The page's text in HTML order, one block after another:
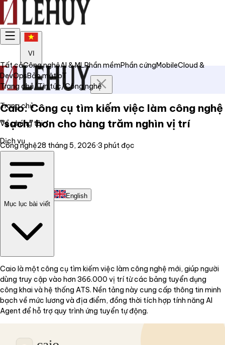
VI
Trang chủ
Về chúng tôi
Dịch vụ
Liên hệ
English
Tất cảCông nghệAI & MLPhần mềmPhần cứngMobileCloud &
DevOpsBảo mậtIoT
Trang chủ/Tin tức/Công nghệ
Caio: Công cụ tìm kiếm việc làm công nghệ
"sạch" hơn cho hàng trăm nghìn vị trí
Công nghệ28 tháng 5, 2026·3 phút đọc
Mục lục bài viết
Caio là một công cụ tìm kiếm việc làm công nghệ mới, giúp người
dùng truy cập vào hơn 366.000 vị trí từ các bảng tuyển dụng
công khai và hệ thống ATS. Nền tảng này cung cấp thông tin minh
bạch về mức lương và địa điểm, đồng thời tích hợp tính năng AI
Agent để hỗ trợ quy trình ứng tuyển tự động.